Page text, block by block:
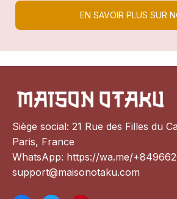
EN SAVOIR PLUS SUR
Siège social: 21 Rue des Filles du
Paris, France
WhatsApp: https://wa.me/
support@maisonotaku.com